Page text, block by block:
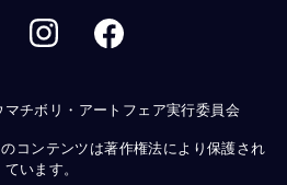
チボリ・アートフェア実行委員会
コンテンツは著作権法により保護され
ています。